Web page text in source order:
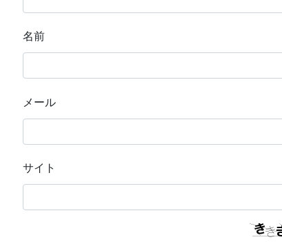
名前
メール
サイト